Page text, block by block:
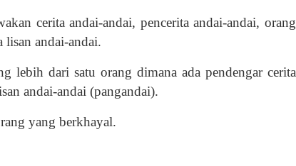
cerita andai-andai, pencerita andai-andai, orang
lisan andai-andai.
lebih dari satu orang dimana ada pendengar cerita
andai-andai (pangandai).
yang berkhayal.